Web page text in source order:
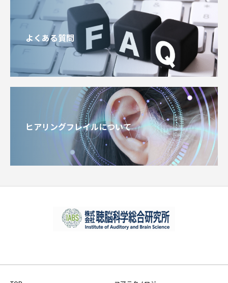
よくある質問
ヒアリングフレイルについて